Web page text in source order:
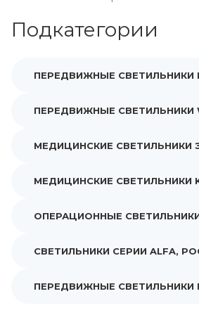
Подкатегории
ПЕРЕДВИЖНЫЕ СВЕТИЛЬНИКИ
ПЕРЕДВИЖНЫЕ СВЕТИЛЬНИКИ
МЕДИЦИНСКИЕ СВЕТИЛЬНИКИ
МЕДИЦИНСКИЕ СВЕТИЛЬНИКИ
ОПЕРАЦИОННЫЕ
СВЕТИЛЬНИКИ СЕРИИ ALFA,
ПЕРЕДВИЖНЫЕ СВЕТИЛЬНИКИ